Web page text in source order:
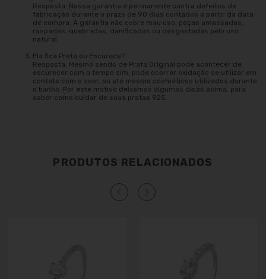
Resposta: Nossa garantia é permanente contra defeitos de
fabricação durante o prazo de 90 dias contados a partir da data
de compra. A garantia não cobre mau uso, peças amassadas,
raspadas, quebradas, danificadas ou desgastadas pelo uso
natural.
Ela fica Preta ou Escurece?
Resposta: Mesmo sendo de Prata Original pode acontecer de
escurecer com o tempo sim, pode ocorrer oxidação se utilizar em
contato com o suor, ou até mesmo cosméticos utilizados durante
o banho. Por este motivo deixamos algumas dicas acima, para
saber como cuidar de suas pratas 925.
PRODUTOS RELACIONADOS